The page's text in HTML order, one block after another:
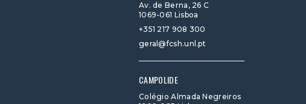
Av. de Berna, 26 C
1069-061 Lisboa
+351 217 908 300
geral@fcsh.unl.pt
CAMPOLIDE
Colégio Almada Negreiros